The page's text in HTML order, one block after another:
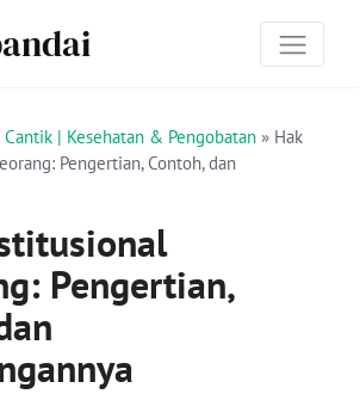
Cantik | Kesehatan & Pengobatan » Hak
Pengertian, Contoh, dan
Pengertian,